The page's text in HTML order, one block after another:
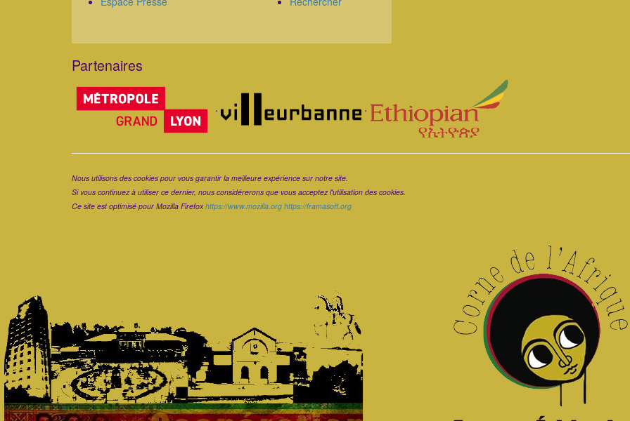
Partenaires
Corps
.
.
Nous utilisons des cookies pour vous garantir la meilleure expérience sur notre site.
Si vous continuez à utiliser ce dernier, nous considérerons que vous acceptez l'utilisation des cookies.
Ce site est optimisé pour Mozilla Firefoxhttps://www.mozilla.org https://framasoft.org